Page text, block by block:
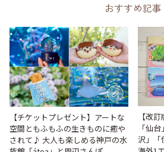
おすすめ記事
【チケットプレゼント】アートな
空間ともふもふの生きものに癒や
されて♪ 大人も楽しめる神戸の水
【改
「仙
沢」「